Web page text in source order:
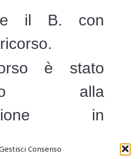
Consenso
il B. con
è stato
alla
in
camerale